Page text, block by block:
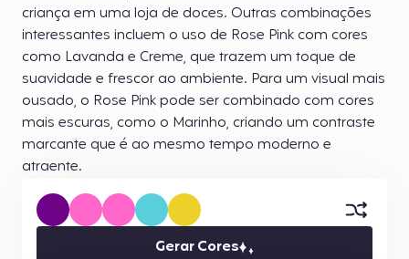
criança em uma loja de doces. Outras combinações
interessantes incluem o uso de Rose Pink com cores
como Lavanda e Creme, que trazem um toque de
suavidade e frescor ao ambiente. Para um visual mais
ousado, o Rose Pink pode ser combinado com cores
mais escuras, como o Marinho, criando um contraste
marcante que é ao mesmo tempo moderno e
atraente.
Gerar Cores